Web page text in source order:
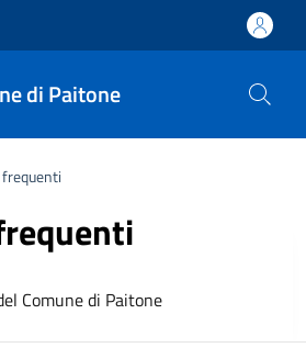
di Paitone
Comune di Paitone